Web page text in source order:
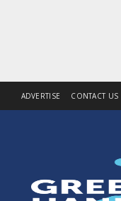
ADVERTISE CONTACT US